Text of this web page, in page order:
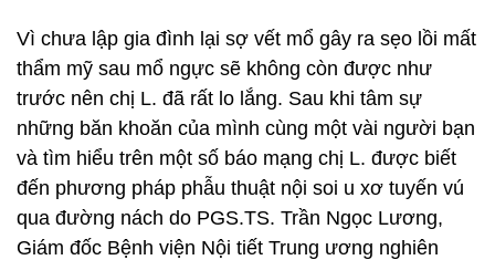
Vì chưa lập gia đình lại sợ vết mổ gây ra sẹo lồi mất
thẩm mỹ sau mổ ngực sẽ không còn được như
trước nên chị L. đã rất lo lắng. Sau khi tâm sự
những băn khoăn của mình cùng một vài người bạn
và tìm hiểu trên một số báo mạng chị L. được biết
đến phương pháp phẫu thuật nội soi u xơ tuyến vú
qua đường nách do PGS.TS. Trần Ngọc Lương,
Giám đốc Bệnh viện Nội tiết Trung ương nghiên